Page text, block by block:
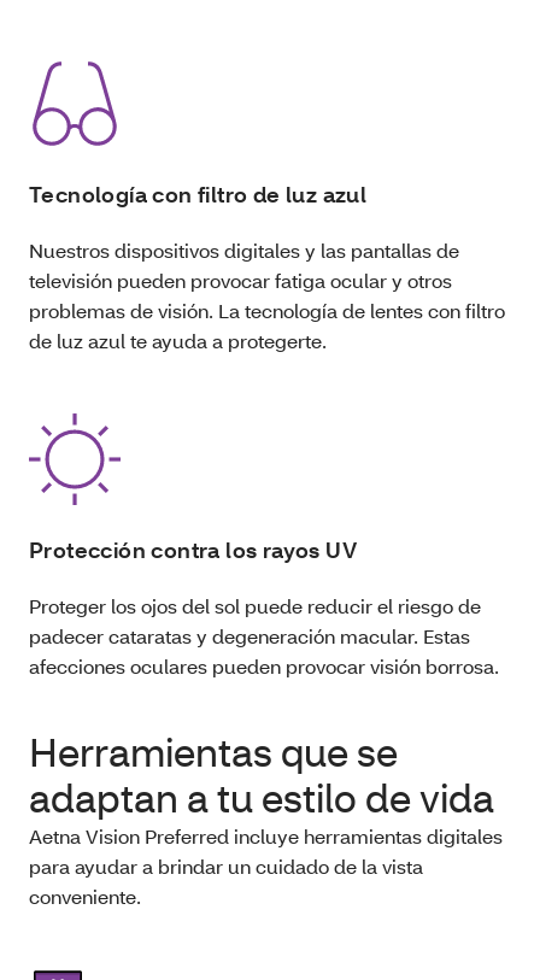
Tecnología con filtro de luz azul
Nuestros dispositivos digitales y las pantallas de
televisión pueden provocar fatiga ocular y otros
problemas de visión. La tecnología de lentes con filtro
de luz azul te ayuda a protegerte.
Protección contra los rayos UV
Proteger los ojos del sol puede reducir el riesgo de
padecer cataratas y degeneración macular. Estas
afecciones oculares pueden provocar visión borrosa.
Herramientas que se
adaptan a tu estilo de vida
Aetna Vision Preferred incluye herramientas digitales
para ayudar a brindar un cuidado de la vista
conveniente.